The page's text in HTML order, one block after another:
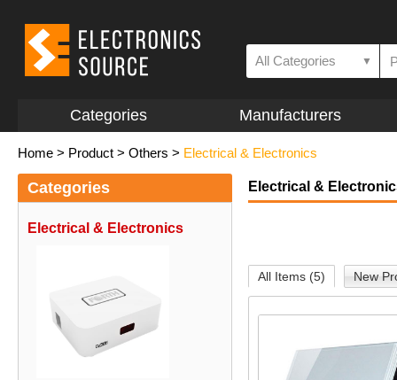
All Categories ▼
Categories Manufacturers
Home > Product > Others > Electrical & Electronics
Categories
Electrical & Electronics
Electrical &
All Items (5) New